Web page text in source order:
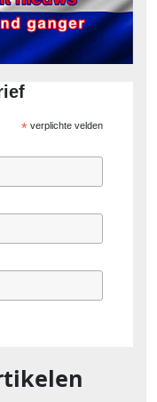
*verplichte velden